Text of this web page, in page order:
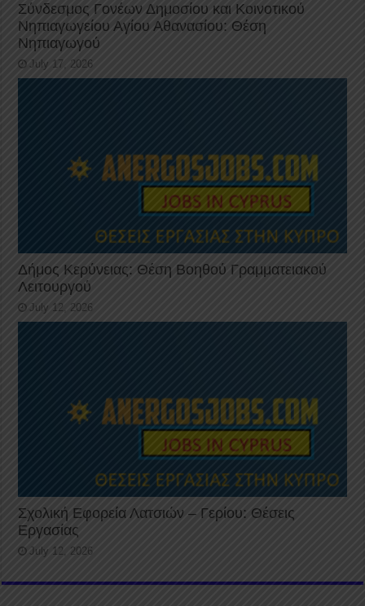
Σύνδεσμος Γονέων Δημοσίου και Κοινοτικού
Νηπιαγωγείου Αγίου Αθανασίου: Θέση
Νηπιαγωγού
July 17, 2026
Δήμος Κερύνειας: Θέση Βοηθού Γραμματειακού
Λειτουργού
July 12, 2026
Σχολική Εφορεία Λατσιών – Γερίου: Θέσεις
Εργασίας
July 12, 2026